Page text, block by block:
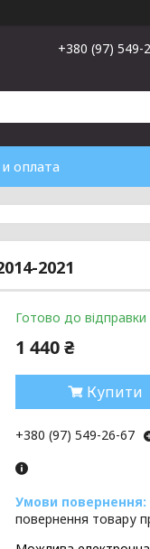
+380 (97) 549-
оплата
2021
Готово до відправки
1 440 ₴
Купити
+380 (97) 549-26-67
повернення товару